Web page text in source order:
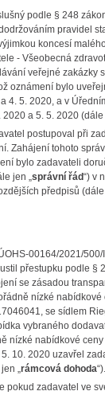
podle § 248
pravidel
koncesí
- Všeobecná
veřejné zakázky
oznámení bylo
4. 5. 2020, a v
a 5. 5. 2020 (dále
postupoval při
Zahájení tohoto
bylo zadavateli
jen „správní řád“) v
předpisů (dále
00164/2021/500/
přestupku podle §
se zásadou
nízké
se sídlem
vybraného
nízké nabídkové
10. 2020 uzavřel
„rámcová dohoda“).
zadavatel ve